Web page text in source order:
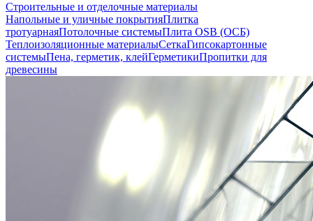
Строительные и отделочные материалы
Напольные и уличные покрытияПлитка
тротуарнаяПотолочные системыПлита OSB (ОСБ)
Теплоизоляционные материалыСеткаГипсокартонные
системыПена, герметик, клейГерметикиПропитки для
древесины